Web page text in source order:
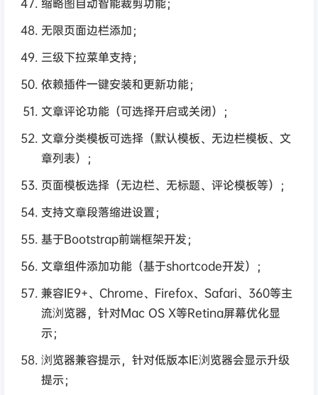
无限页面边栏添加；
三级下拉菜单支持；
依赖插件一键安装和更新功能；
文章评论功能（可选择开启或关闭）；
文章分类模板可选择（默认模板、无边栏模板、文
章列表）；
页面模板选择（无边栏、无标题、评论模板等）；
支持文章段落缩进设置；
基于Bootstrap前端框架开发；
文章组件添加功能（基于shortcode开发）；
兼容IE9+、Chrome、Firefox、Safari、360等主
流浏览器，针对Mac OS X等Retina屏幕优化显
示；
浏览器兼容提示，针对低版本IE浏览器会显示升级
提示；